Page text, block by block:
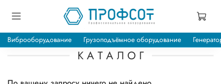
Виброоборудование Грузоподъёмное оборудование
К А Т А Л О Г